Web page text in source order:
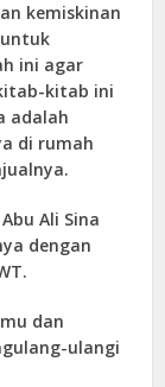
kemiskinan
ini agar
kitab ini
adalah
di rumah
Ali Sina
dengan
dan
ulangi